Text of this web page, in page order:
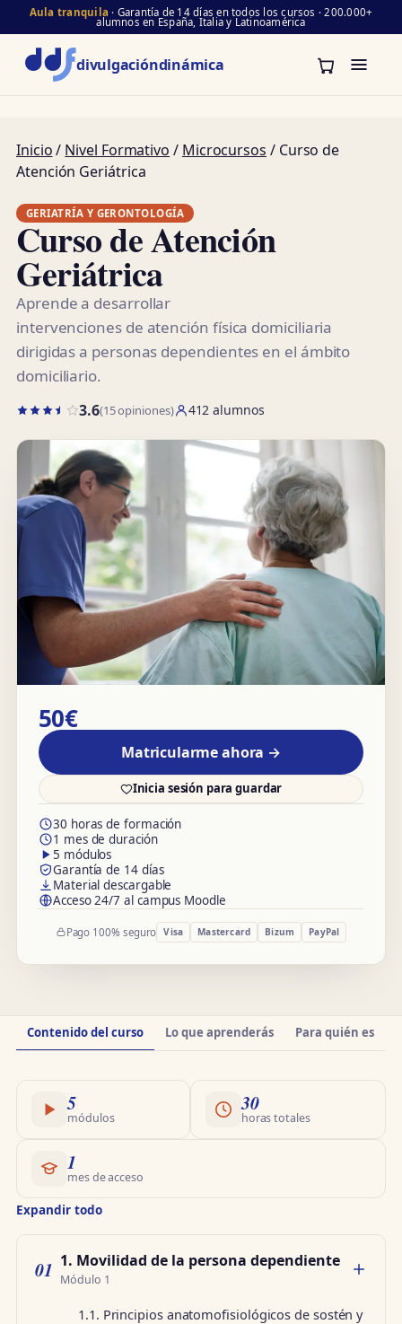
Aula tranquila · Garantía de 14 días en todos los cursos · 200.000+
alumnos en España, Italia y Latinoamérica
divulgacióndinámica
Inicio/ Nivel Formativo / Microcursos / Curso de
Atención Geriátrica
GERIATRÍA Y GERONTOLOGÍA
Curso de Atención
Geriátrica
Aprende a desarrollar
intervenciones de atención física domiciliaria
dirigidas a personas dependientes en el ámbito
domiciliario.
3.6(15 opiniones) 412 alumnos
50€
Matricularme ahora →
Inicia sesión para guardar
30 horas de formación
1 mes de duración
5 módulos
Garantía de 14 días
Material descargable
Acceso 24/7 al campus Moodle
Pago 100% seguro Visa Mastercard Bizum PayPal
Información
del
Contenido del curso Lo que aprenderás Para quién es
5
módulos
30
horas totales
1
mes de acceso
Expandir todo
01 1. Movilidad de la persona dependiente
Módulo 1
1.1. Principios anatomofisiológicos de sostén y